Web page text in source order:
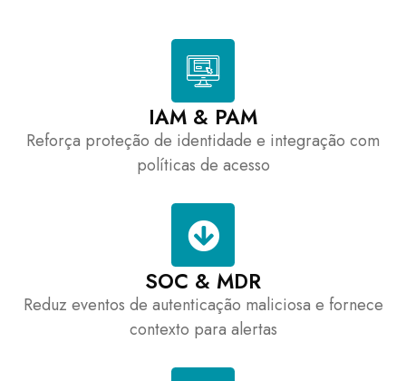
IAM & PAM
Reforça proteção de identidade e integração com
políticas de acesso
SOC & MDR
Reduz eventos de autenticação maliciosa e fornece
contexto para alertas